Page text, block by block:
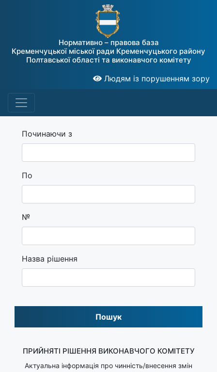
Нормативно – правова база
Кременчуцької міської ради Кременчуцького району
Полтавської області та виконавчого комітету
Людям із порушенням зору
Починаючи з
По
№
Назва рішення
Пошук
ПРИЙНЯТІ РІШЕННЯ ВИКОНАВЧОГО КОМІТЕТУ
Актуальна інформація про чинність/внесення змін